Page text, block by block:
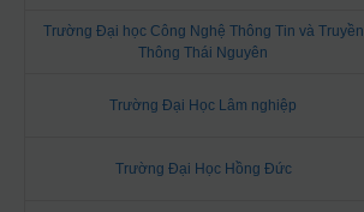
Trường Đại học Công Nghệ Thông Tin và Truyền
Thông Thái Nguyên
Trường Đại Học Lâm nghiệp
Trường Đại Học Hồng Đức